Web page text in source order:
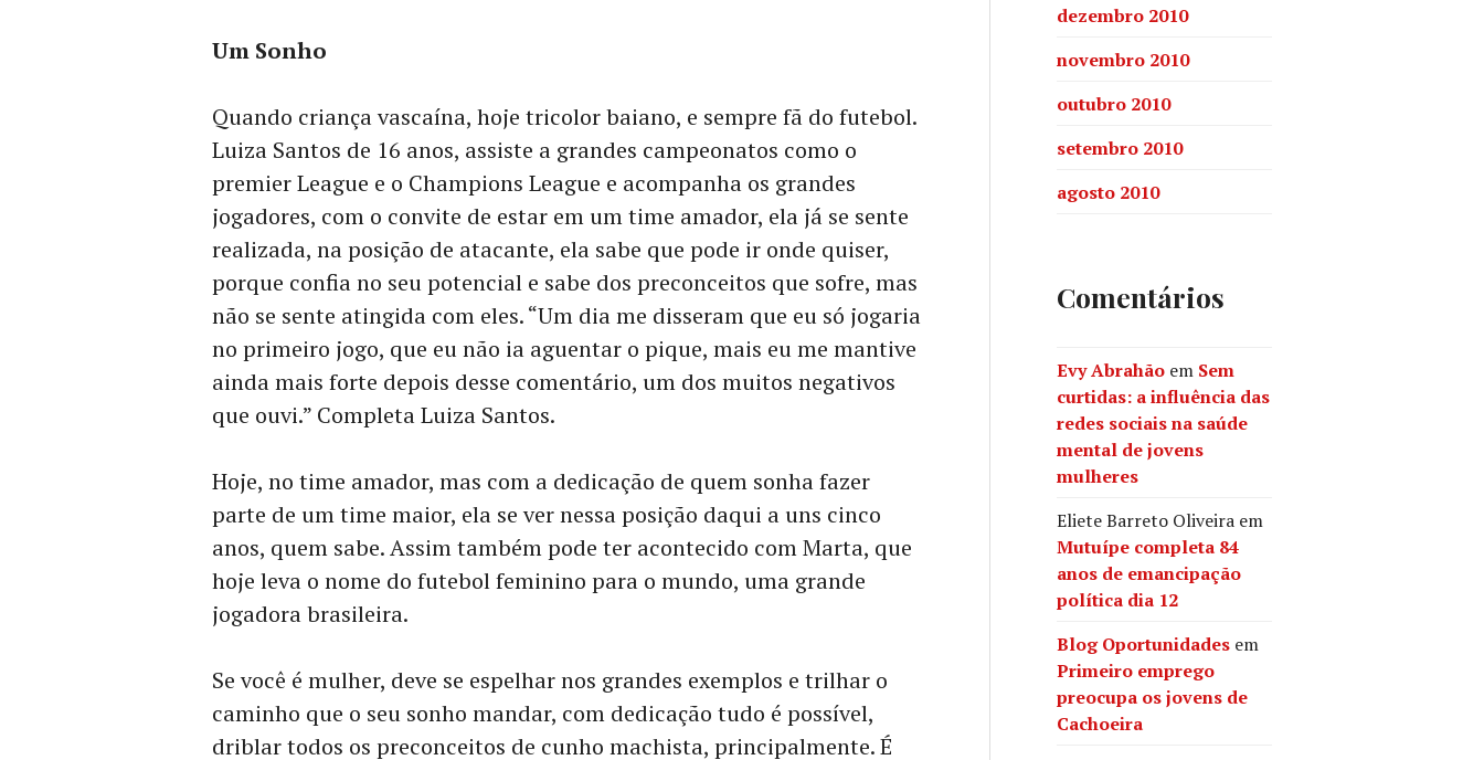
Um Sonho
Quando criança vascaína, hoje tricolor baiano, e sempre fã do futebol.
Luiza Santos de 16 anos, assiste a grandes campeonatos como o
premier League e o Champions League e acompanha os grandes
jogadores, com o convite de estar em um time amador, ela já se sente
realizada, na posição de atacante, ela sabe que pode ir onde quiser,
porque confia no seu potencial e sabe dos preconceitos que sofre, mas
não se sente atingida com eles. “Um dia me disseram que eu só jogaria
no primeiro jogo, que eu não ia aguentar o pique, mais eu me mantive
ainda mais forte depois desse comentário, um dos muitos negativos
que ouvi.” Completa Luiza Santos.
Hoje, no time amador, mas com a dedicação de quem sonha fazer
parte de um time maior, ela se ver nessa posição daqui a uns cinco
anos, quem sabe. Assim também pode ter acontecido com Marta, que
hoje leva o nome do futebol feminino para o mundo, uma grande
jogadora brasileira.
Se você é mulher, deve se espelhar nos grandes exemplos e trilhar o
caminho que o seu sonho mandar, com dedicação tudo é possível,
driblar todos os preconceitos de cunho machista, principalmente. É
dezembro 2010
novembro 2010
outubro 2010
setembro 2010
agosto 2010
Comentários
Evy Abrahão em Sem
curtidas: a influência das
redes sociais na saúde
mental de jovens
mulheres
Eliete Barreto Oliveira em
Mutuípe completa 84
anos de emancipação
política dia 12
Blog Oportunidades em
Primeiro emprego
preocupa os jovens de
Cachoeira